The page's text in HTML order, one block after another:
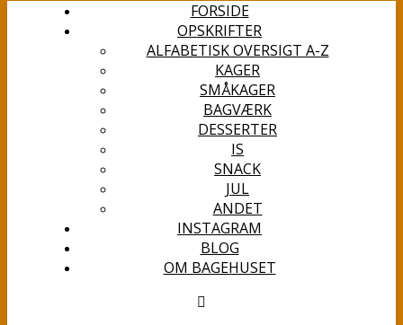
FORSIDE
OPSKRIFTER
ALFABETISK OVERSIGT A-Z
KAGER
SMÅKAGER
BAGVÆRK
DESSERTER
IS
SNACK
JUL
ANDET
INSTAGRAM
BLOG
OM BAGEHUSET